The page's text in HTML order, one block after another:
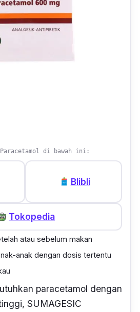
Paracetamol di bawah ini:
Blibli
Tokopedia
atau sebelum makan
anak dengan dosis tertentu
paracetamol dengan
SUMAGESIC